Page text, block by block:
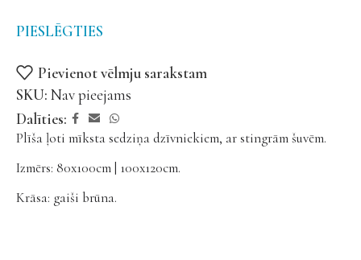
PIESLĒGTIES
Pievienot vēlmju sarakstam
SKU: Nav pieejams
Dalīties:
Plīša ļoti mīksta sedziņa dzīvniekiem, ar stingrām šuvēm.
Izmērs: 80x100cm | 100x120cm.
Krāsa: gaiši brūna.